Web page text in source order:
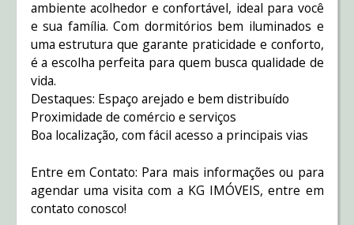
ambiente acolhedor e confortável, ideal para você
e sua família. Com dormitórios bem iluminados e
uma estrutura que garante praticidade e conforto,
é a escolha perfeita para quem busca qualidade de
vida.
Destaques: Espaço arejado e bem distribuído
Proximidade de comércio e serviços
Boa localização, com fácil acesso a principais vias
Entre em Contato: Para mais informações ou para
agendar uma visita com a KG IMÓVEIS, entre em
contato conosco!